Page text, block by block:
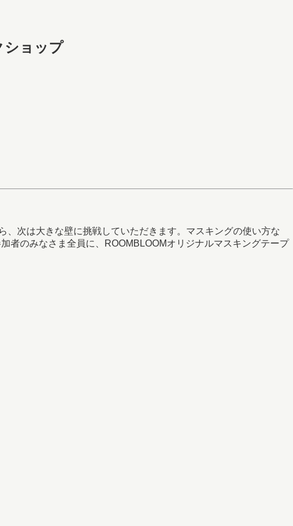
ショップ
次は大きな壁に挑戦していただきます。マスキングの使い方な
者のみなさま全員に、ROOMBLOOMオリジナルマスキングテープ